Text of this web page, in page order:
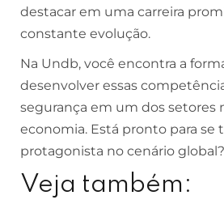
destacar em uma carreira
constante evolução.
Na Undb, você encontra a
desenvolver essas
segurança em um dos setores
economia. Está pronto para se
protagonista no cenário global?
Veja também: